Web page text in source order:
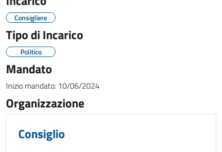
Consigliere
Tipo di Incarico
Politico
Mandato
Inizio mandato: 10/06/2024
Organizzazione
Consiglio